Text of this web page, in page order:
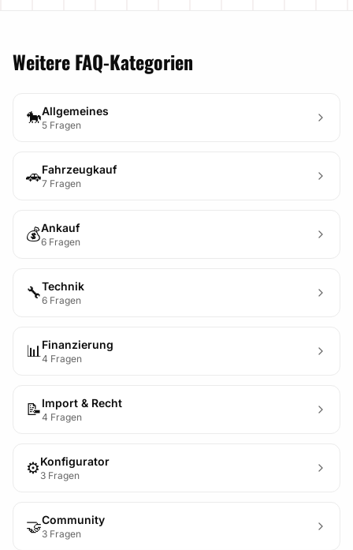
Weitere FAQ-Kategorien
🐎Allgemeines
5 Fragen
🚗Fahrzeugkauf
7 Fragen
💰Ankauf
6 Fragen
🔧Technik
6 Fragen
📊Finanzierung
4 Fragen
📝Import & Recht
4 Fragen
⚙️Konfigurator
3 Fragen
🤝Community
3 Fragen